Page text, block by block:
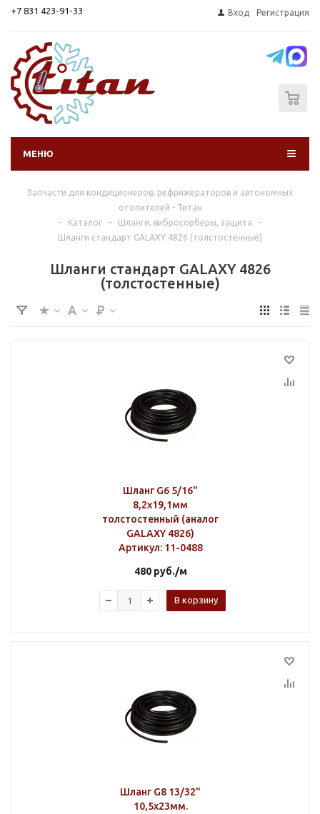
+7 831 423-91-33 Вход Регистрация
МЕНЮ
Запчасти для кондиционеров, рефрижераторов и автономных
отопителей - Титан
-
Каталог - Шланги, вибросорберы, защита
-
Шланги стандарт GALAXY 4826 (толстостенные)
Шланги стандарт GALAXY 4826
(толстостенные)
Шланг G6 5/16"
8,2х19,1мм
толстостенный (аналог
GALAXY 4826)
Артикул: 11-0488
480руб./м
В корзину
Шланг G8 13/32"
10,5х23мм.